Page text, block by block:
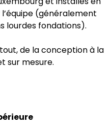
(généralement
lourdes fondations).
de la conception à la
sur mesure.